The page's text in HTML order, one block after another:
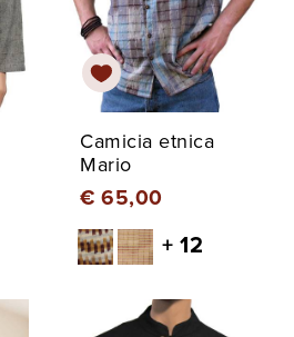
Camicia etnica
Mario
€ 65,00
+ 12